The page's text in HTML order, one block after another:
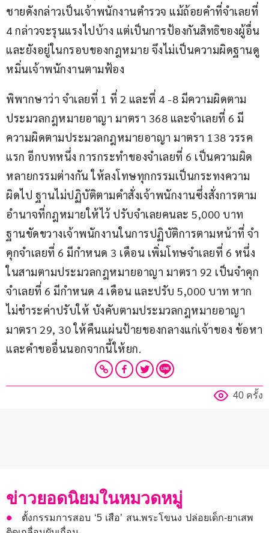
ชายดังกล่าวเป็นเจ้าพนักงานตำรวจ แม้ถ้อยคำที่จำเลยที่
4 กล่าวจะรุนแรงไปบ้าง แต่เป็นการป้องกันสิทธิของผู้อื่น
และยังอยู่ในกรอบของกฎหมาย จึงไม่เป็นความผิดฐานดู
หมิ่นเจ้าพนักงานตามฟ้อง
พิพากษาว่า จำเลยที่ 1 ที่ 2 และที่ 4 -8 มีความผิดตาม
ประมวลกฎหมายอาญา มาตรา 368 และจำเลยที่ 6 มี
ความผิดตามประมวลกฎหมายอาญา มาตรา 138 วรรค
แรก อีกบทหนึ่ง การกระทำของจำเลยที่ 6 เป็นความผิด
หลายกรรมต่างกัน ให้ลงโทษทุกกรรมเป็นกระทงความ
ผิดไป ฐานไม่ปฏิบัติตามคำสั่งเจ้าพนักงานซึ่งสั่งการตาม
อำนาจที่กฎหมายให้ไว้ ปรับจำเลยคนละ 5,000 บาท
ฐานขัดขวางเจ้าพนักงานในการปฏิบัติการตามหน้าที่ จำ
คุกจำเลยที่ 6 มีกำหนด 3 เดือน เพิ่มโทษจำเลยที่ 6 หนึ่ง
ในสามตามประมวลกฎหมายอาญา มาตรา 92 เป็นจำคุก
จำเลยที่ 6 มีกำหนด 4 เดือน และปรับ 5,000 บาท หาก
ไม่ชำระค่าปรับให้ บังคับตามประมวลกฎหมายอาญา
มาตรา 29, 30 ให้คืนแผ่นป้ายของกลางแก่เจ้าของ ข้อหา
และคำขออื่นนอกจากนี้ให้ยก.
40 ครั้ง
ข่าวยอดนิยมในหมวดหมู่
ตั้งกรรมการสอบ ‘5 เสือ’ สน.พระโขนง ปล่อยเด็ก-ยาเสพ